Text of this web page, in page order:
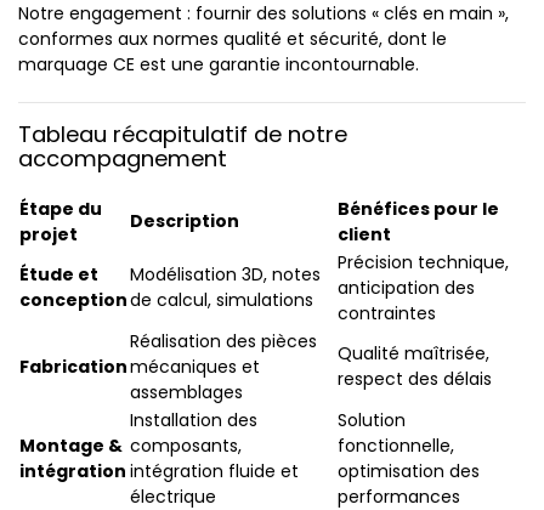
Notre engagement : fournir des solutions « clés en main »,
conformes aux normes qualité et sécurité, dont le
marquage CE est une garantie incontournable.
Tableau récapitulatif de notre
accompagnement
Étape du
projet
Description
Bénéfices pour le
client
Étude et
conception
Modélisation 3D, notes
de calcul, simulations
Précision technique,
anticipation des
contraintes
Fabrication
Réalisation des pièces
mécaniques et
assemblages
Qualité maîtrisée,
respect des délais
Montage &
intégration
Installation des
composants,
intégration fluide et
électrique
Solution
fonctionnelle,
optimisation des
performances